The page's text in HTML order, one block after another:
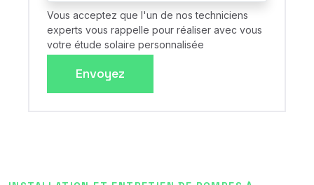
Vous acceptez que l'un de nos techniciens
experts vous rappelle pour réaliser avec vous
votre étude solaire personnalisée
Envoyez